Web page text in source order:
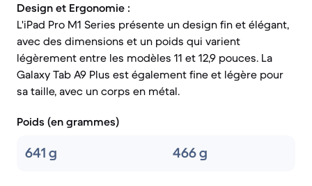
Design et Ergonomie :
L'iPad Pro M1 Series présente un design fin et élégant,
avec des dimensions et un poids qui varient
légèrement entre les modèles 11 et 12,9 pouces. La
Galaxy Tab A9 Plus est également fine et légère pour
sa taille, avec un corps en métal.
Poids (en grammes)
641 g 466 g